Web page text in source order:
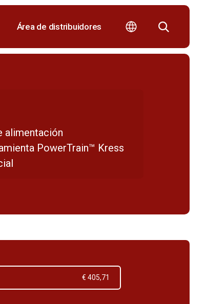
Área de distribuidores
alimentación
PowerTrain™ Kress
€ 405,71